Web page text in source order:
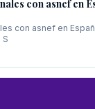
con asnef en
con asnef en
S